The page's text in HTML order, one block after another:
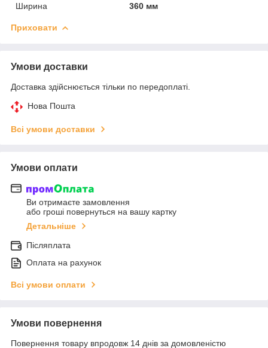
Ширина
360 мм
Приховати
Умови доставки
Доставка здійснюється тільки по передоплаті.
Нова Пошта
Всі умови доставки
Умови оплати
Ви отримаєте замовлення
або гроші повернуться на вашу картку
Детальніше
Післяплата
Оплата на рахунок
Всі умови оплати
Умови повернення
Повернення товару впродовж 14 днів за домовленістю